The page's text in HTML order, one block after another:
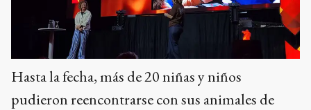
Hasta la fecha, más de 20 niñas y niños
pudieron reencontrarse con sus animales de